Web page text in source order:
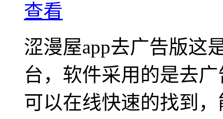
查看
涩漫屋app去广告版这
台，软件采用的是去
可以在线快速的找到